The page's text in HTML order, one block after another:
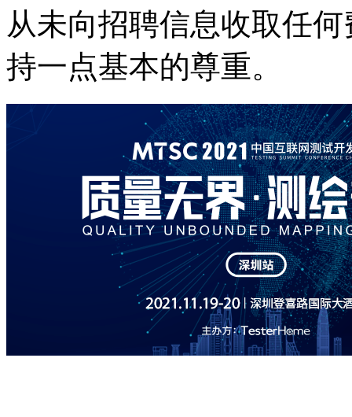
从未向招聘信息收取任
持一点基本的尊重。